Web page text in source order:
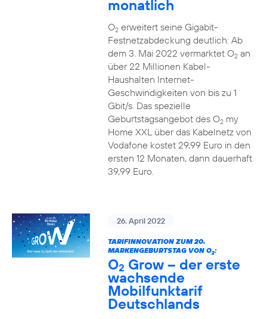
monatlich
O2erweitert seine Gigabit-
Festnetzabdeckung deutlich: Ab
dem 3. Mai 2022 vermarktet O2an
über 22 Millionen Kabel-
Haushalten Internet-
Geschwindigkeiten von bis zu 1
Gbit/s. Das spezielle
Geburtstagsangebot des O2my
Home XXL über das Kabelnetz von
Vodafone kostet 29,99 Euro in den
ersten 12 Monaten, dann dauerhaft
39,99 Euro.
26. April 2022
TARIFINNOVATION ZUM 20.
MARKENGEBURTSTAG VON O2:
O2 Grow – der erste
wachsende
Mobilfunktarif
Deutschlands